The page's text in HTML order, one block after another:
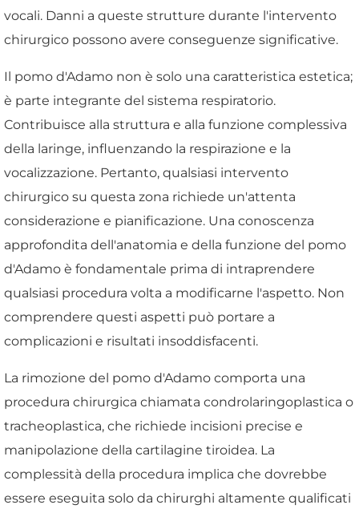
vocali. Danni a queste strutture durante l'intervento
chirurgico possono avere conseguenze significative.
Il pomo d'Adamo non è solo una caratteristica estetica;
è parte integrante del sistema respiratorio.
Contribuisce alla struttura e alla funzione complessiva
della laringe, influenzando la respirazione e la
vocalizzazione. Pertanto, qualsiasi intervento
chirurgico su questa zona richiede un'attenta
considerazione e pianificazione. Una conoscenza
approfondita dell'anatomia e della funzione del pomo
d'Adamo è fondamentale prima di intraprendere
qualsiasi procedura volta a modificarne l'aspetto. Non
comprendere questi aspetti può portare a
complicazioni e risultati insoddisfacenti.
La rimozione del pomo d'Adamo comporta una
procedura chirurgica chiamata condrolaringoplastica o
tracheoplastica, che richiede incisioni precise e
manipolazione della cartilagine tiroidea. La
complessità della procedura implica che dovrebbe
essere eseguita solo da chirurghi altamente qualificati